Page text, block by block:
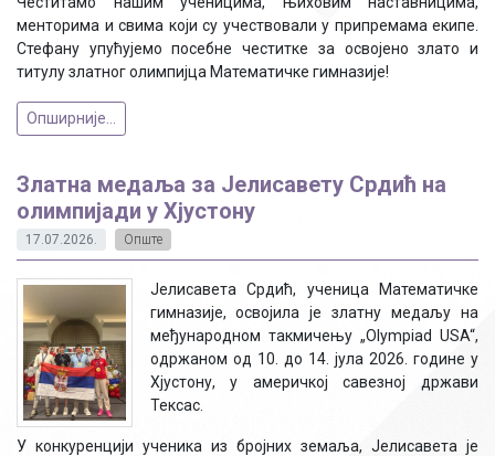
менторима и свима који су учествовали у припремама екипе.
Стефану упућујемо посебне честитке за освојено злато и
титулу златног олимпијца Математичке гимназије!
Опширније...
Златна медаља за Јелисавету Срдић на
олимпијади у Хјустону
17.07.2026. Опште
Јелисавета Срдић, ученица Математичке
гимназије, освојила је златну медаљу на
међународном такмичењу „Olympiad USA“,
одржаном од 10. до 14. јула 2026. године у
Хјустону, у америчкој савезној држави
Тексас.
У конкуренцији ученика из бројних земаља, Јелисавета је